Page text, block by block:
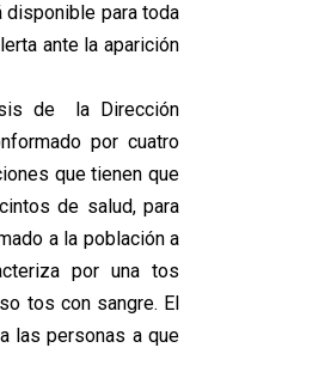
disponible para toda
ante la aparición
de la Dirección
por cuatro
que tienen que
de salud, para
a la población a
por una tos
tos con sangre. El
las personas a que